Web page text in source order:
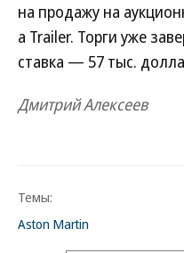
на продажу на
a Trailer. Торги уже
ставка — 57 тыс.
Дмитрий Алексеев
Темы:
Aston Martin